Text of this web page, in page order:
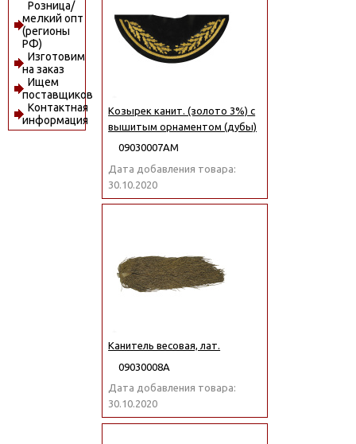
Розница/
мелкий опт
(регионы
РФ)
Изготовим
на заказ
Ищем
поставщиков
Контактная
информация
Козырек канит. (золото 3%) с
вышитым орнаментом (дубы)
09030007АМ
Дата добавления товара:
30.10.2020
Канитель весовая, лат.
09030008А
Дата добавления товара:
30.10.2020